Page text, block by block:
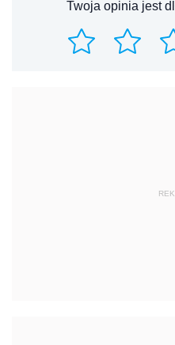
Twoja opinia jest